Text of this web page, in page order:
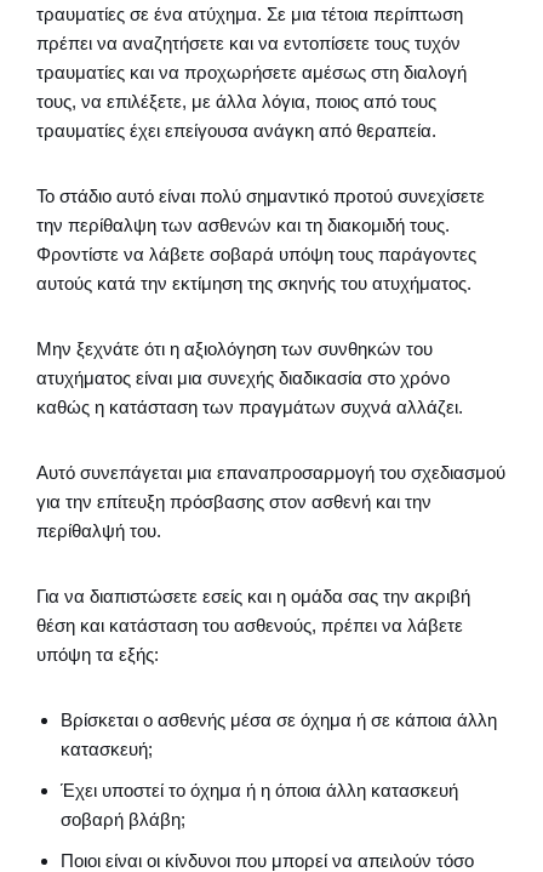
τραυματίες σε ένα ατύχημα. Σε μια τέτοια περίπτωση
πρέπει να αναζητήσετε και να εντοπίσετε τους τυχόν
τραυματίες και να προχωρήσετε αμέσως στη διαλογή
τους, να επιλέξετε, με άλλα λόγια, ποιος από τους
τραυματίες έχει επείγουσα ανάγκη από θεραπεία.
Το στάδιο αυτό είναι πολύ σημαντικό προτού συνεχίσετε
την περίθαλψη των ασθενών και τη διακομιδή τους.
Φροντίστε να λάβετε σοβαρά υπόψη τους παράγοντες
αυτούς κατά την εκτίμηση της σκηνής του ατυχήματος.
Μην ξεχνάτε ότι η αξιολόγηση των συνθηκών του
ατυχήματος είναι μια συνεχής διαδικασία στο χρόνο
καθώς η κατάσταση των πραγμάτων συχνά αλλάζει.
Αυτό συνεπάγεται μια επαναπροσαρμογή του σχεδιασμού
για την επίτευξη πρόσβασης στον ασθενή και την
περίθαλψή του.
Για να διαπιστώσετε εσείς και η ομάδα σας την ακριβή
θέση και κατάσταση του ασθενούς, πρέπει να λάβετε
υπόψη τα εξής:
Βρίσκεται ο ασθενής μέσα σε όχημα ή σε κάποια άλλη
κατασκευή;
Έχει υποστεί το όχημα ή η όποια άλλη κατασκευή
σοβαρή βλάβη;
Ποιοι είναι οι κίνδυνοι που μπορεί να απειλούν τόσο